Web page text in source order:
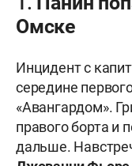
Омске
Инцидент с
середине
«Авангардом».
правого борта и
дальше.